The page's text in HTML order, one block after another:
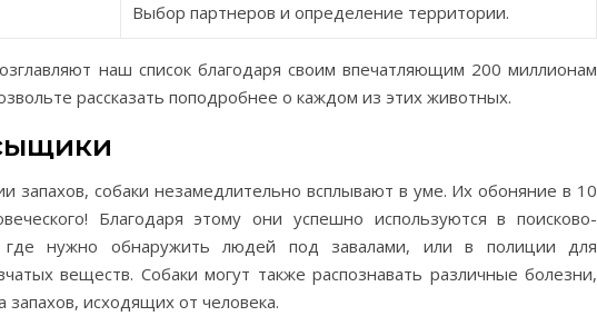
Выбор партнеров и определение территории.
наш список благодаря своим впечатляющим 200 миллионам
рассказать поподробнее о каждом из этих животных.
запахов, собаки незамедлительно всплывают в уме. Их обоняние в 10
Благодаря этому они успешно используются в поисково-
где нужно обнаружить людей под завалами, или в полиции для
веществ. Собаки могут также распознавать различные болезни,
запахов, исходящих от человека.